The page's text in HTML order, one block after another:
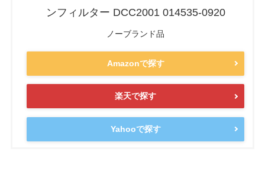
ンフィルター DCC2001 014535-0920
ノーブランド品
Amazonで探す
楽天で探す
Yahooで探す